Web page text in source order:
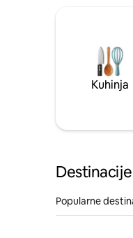
Kuhinja
Popularne